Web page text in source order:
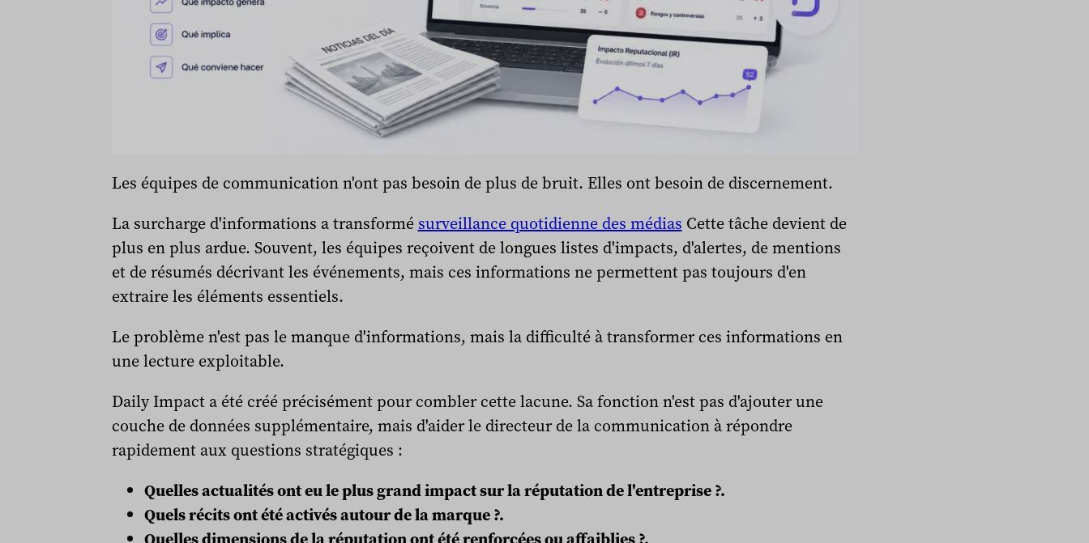
Les équipes de communication n'ont pas besoin de plus de bruit. Elles ont besoin de discernement.
La surcharge d'informations a transformé surveillance quotidienne des médias Cette tâche devient de
plus en plus ardue. Souvent, les équipes reçoivent de longues listes d'impacts, d'alertes, de mentions
et de résumés décrivant les événements, mais ces informations ne permettent pas toujours d'en
extraire les éléments essentiels.
Le problème n'est pas le manque d'informations, mais la difficulté à transformer ces informations en
une lecture exploitable.
Daily Impact a été créé précisément pour combler cette lacune. Sa fonction n'est pas d'ajouter une
couche de données supplémentaire, mais d'aider le directeur de la communication à répondre
rapidement aux questions stratégiques :
Quelles actualités ont eu le plus grand impact sur la réputation de l'entreprise ?.
Quels récits ont été activés autour de la marque ?.